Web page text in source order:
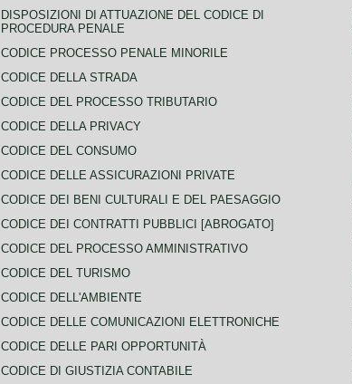
DISPOSIZIONI DI ATTUAZIONE DEL CODICE DI
PROCEDURA PENALE
CODICE PROCESSO PENALE MINORILE
CODICE DELLA STRADA
CODICE DEL PROCESSO TRIBUTARIO
CODICE DELLA PRIVACY
CODICE DEL CONSUMO
CODICE DELLE ASSICURAZIONI PRIVATE
CODICE DEI BENI CULTURALI E DEL PAESAGGIO
CODICE DEI CONTRATTI PUBBLICI [ABROGATO]
CODICE DEL PROCESSO AMMINISTRATIVO
CODICE DEL TURISMO
CODICE DELL'AMBIENTE
CODICE DELLE COMUNICAZIONI ELETTRONICHE
CODICE DELLE PARI OPPORTUNITÀ
CODICE DI GIUSTIZIA CONTABILE